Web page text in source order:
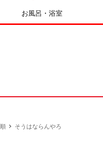
お風呂・浴室
そうはならんやろ